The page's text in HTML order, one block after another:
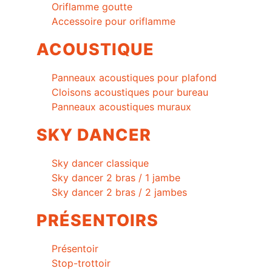
Oriflamme goutte
Accessoire pour oriflamme
ACOUSTIQUE
Panneaux acoustiques pour plafond
Cloisons acoustiques pour bureau
Panneaux acoustiques muraux
SKY DANCER
Sky dancer classique
Sky dancer 2 bras / 1 jambe
Sky dancer 2 bras / 2 jambes
PRÉSENTOIRS
Présentoir
Stop-trottoir